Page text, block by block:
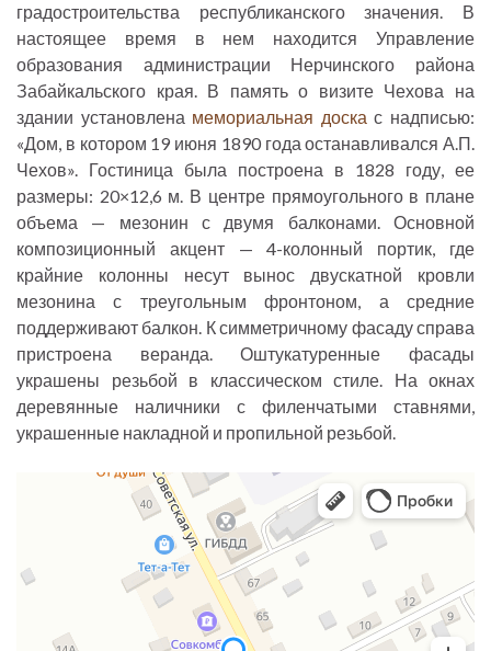
градостроительства республиканского значения. В
настоящее время в нем находится Управление
образования администрации Нерчинского района
Забайкальского края. В память о визите Чехова на
здании установлена мемориальная доска с надписью:
«Дом, в котором 19 июня 1890 года останавливался А.П.
Чехов». Гостиница была построена в 1828 году, ее
размеры: 20×12,6 м. В центре прямоугольного в плане
объема — мезонин с двумя балконами. Основной
композиционный акцент — 4-колонный портик, где
крайние колонны несут вынос двускатной кровли
мезонина с треугольным фронтоном, а средние
поддерживают балкон. К симметричному фасаду справа
пристроена веранда. Оштукатуренные фасады
украшены резьбой в классическом стиле. На окнах
деревянные наличники с филенчатыми ставнями,
украшенные накладной и пропильной резьбой.